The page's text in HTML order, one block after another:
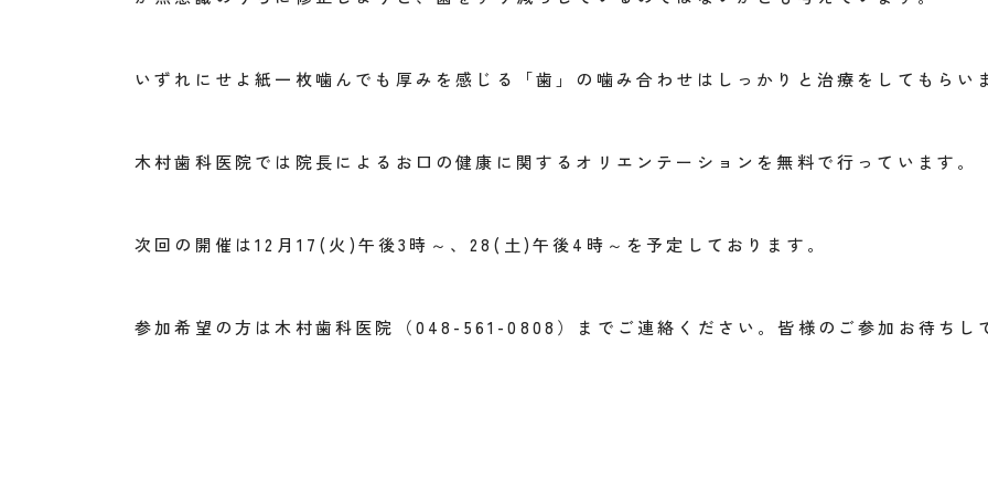
いずれにせよ紙一枚噛んでも厚みを感じる「歯」の噛み合わせはしっかりと治療をしてもらい
木村歯科医院では院長によるお口の健康に関するオリエンテーションを無料で行っています。
次回の開催は12月17(火)午後3時～、28(土)午後4時～を予定しております。
参加希望の方は木村歯科医院（048-561-0808）までご連絡ください。皆様のご参加お待ちし